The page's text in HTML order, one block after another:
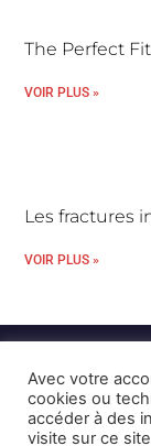
The Perfect Fit
VOIR PLUS »
Les fractures
VOIR PLUS »
Avec votre
cookies ou
accéder à des
visite sur ce